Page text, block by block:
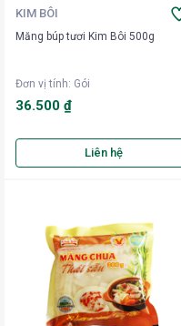
KIM BÔI
Măng búp tươi Kim Bôi 500g
Đơn vị tính: Gói
36.500 ₫
Liên hệ